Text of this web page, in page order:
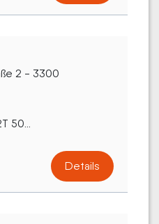
2 - 3300
50...
Details